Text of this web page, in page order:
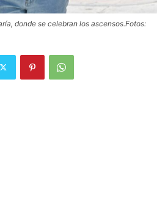
donde se celebran los ascensos.Fotos: